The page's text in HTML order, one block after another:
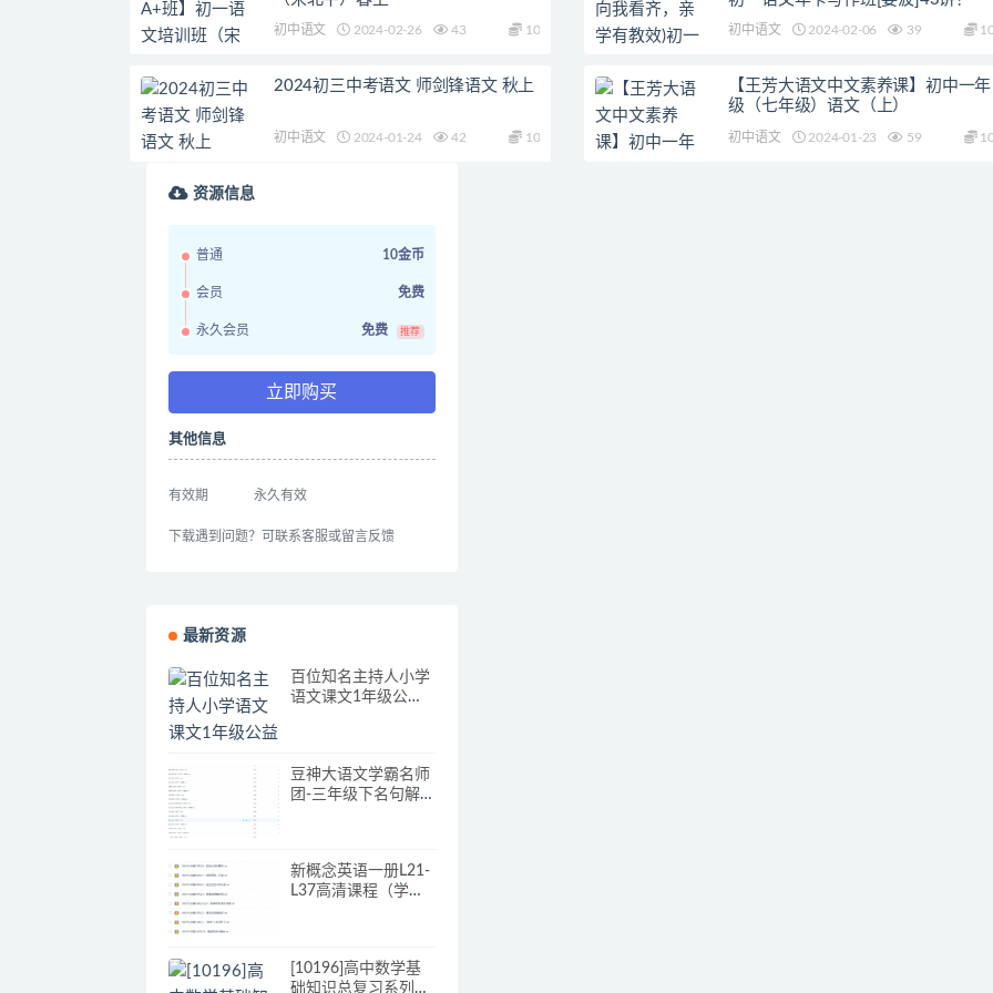
初中语文 2024-02-26 43 10 初中语文 2024-02-06 39
2024初三中考语文 师剑锋语文 秋上
初中语文 2024-01-24 42 10
【王芳大语文中文素养课】初中一年
级（七年级）语文（上）
初中语文 2024-01-23 59
资源信息
普通 10金币
会员 免费
永久会员 免费 推荐
立即购买
其他信息
有效期 永久有效
下载遇到问题？可联系客服或留言反馈
最新资源
百位知名主持人小学
语文课文1年级公益
豆神大语文学霸名师
团-三年级下名句解
新概念英语一册L21-
L37高清课程（学而
[10196]高中数学基
础知识总复习系列之